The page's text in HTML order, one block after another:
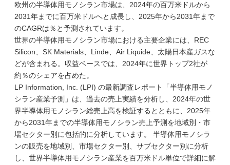
欧州の半導体用モノシラン市場は、2024年の百万米ドルから
2031年までに百万米ドルへと成長し、2025年から2031年まで
のCAGRは％と予測されています。
世界の半導体用モノシラン市場における主要企業には、REC
Silicon、SK Materials、Linde、Air Liquide、太陽日本産ガスな
どが含まれる。収益ベースでは、2024年に世界トップ2社が
約％のシェアを占めた。
LP Information, Inc. (LPI) の最新調査レポート「半導体用モノ
シラン産業予測」は、過去の売上実績を分析し、2024年の世
界半導体用モノシラン総売上高を検証するとともに、2025年
から2031年までの半導体用モノシラン売上予測を地域別・市
場セクター別に包括的に分析しています。 半導体用モノシラ
ンの販売を地域別、市場セクター別、サブセクター別に分析
し、世界半導体用モノシラン産業を百万米ドル単位で詳細に解